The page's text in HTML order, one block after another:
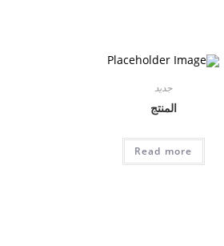
جديد
المنتج
Read more